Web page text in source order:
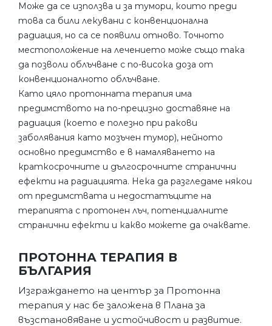
Може да се използва и за тумори, които преди
това са били лекувани с конвенционална
радиация, но са се появили отново. Точното
местоположение на лечението може също така
да позволи облъчване с по-висока доза от
конвенционалното облъчване.
Като цяло протонната терапия има
предимството на по-прецизно доставяне на
радиация (което е полезно при ракови
заболявания като мозъчен тумор), нейното
основно предимство е в намаляването на
краткосрочните и дългосрочните странични
ефекти на радиацията. Нека да разгледаме някои
от предимствата и недостатъците на
терапията с протонен лъч, потенциалните
странични ефекти и какво можете да очаквате.
ПРОТОННА ТЕРАПИЯ В
БЪЛГАРИЯ
Изграждането на център за Протонна
терапия у нас бе заложена в Плана за
възстановяване и устойчивост и развитие.